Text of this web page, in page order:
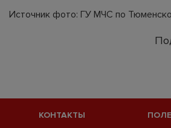
Источник фото: ГУ МЧС по
КОНТАКТЫ